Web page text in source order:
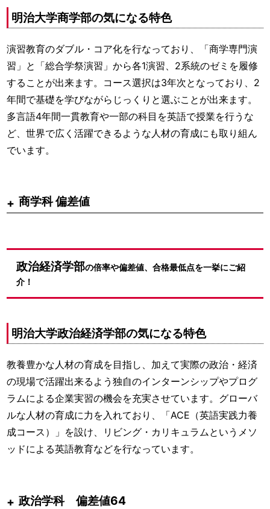
明治大学商学部の気になる特色
演習教育のダブル・コア化を行なっており、「商学専門演
習」と「総合学祭演習」から各1演習、2系統のゼミを履修
することが出来ます。コース選択は3年次となっており、2
年間で基礎を学びながらじっくりと選ぶことが出来ます。
多言語4年間一貫教育や一部の科目を英語で授業を行うな
ど、世界で広く活躍できるような人材の育成にも取り組ん
でいます。
商学科 偏差値
政治経済学部の倍率や偏差値、合格最低点を一挙にご紹
介！
明治大学政治経済学部の気になる特色
教養豊かな人材の育成を目指し、加えて実際の政治・経済
の現場で活躍出来るよう独自のインターンシップやプログ
ラムによる企業実習の機会を充実させています。グローバ
ルな人材の育成に力を入れており、「ACE（英語実践力養
成コース）」を設け、リビング・カリキュラムというメソ
ッドによる英語教育などを行なっています。
政治学科 偏差値64